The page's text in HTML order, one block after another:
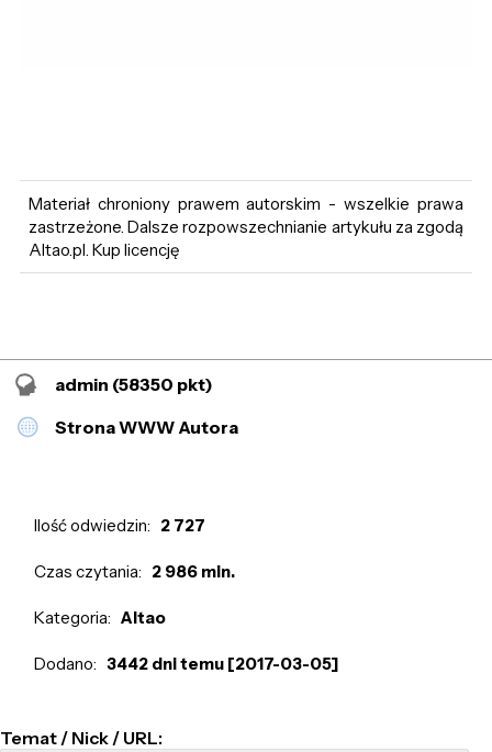
Materiał chroniony prawem autorskim - wszelkie prawa
zastrzeżone. Dalsze rozpowszechnianie artykułu za zgodą
Altao.pl. Kup licencję
admin (58350 pkt)
Strona WWW Autora
Ilość odwiedzin: 2 727
Czas czytania: 2 986 min.
Kategoria: Altao
Dodano: 3442 dni temu [2017-03-05]
Temat / Nick / URL: